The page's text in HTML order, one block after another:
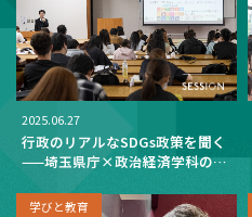
2025.06.27
行政のリアルなSDGs政策を聞く
——埼玉県庁×政治経済学科の
学びと教育